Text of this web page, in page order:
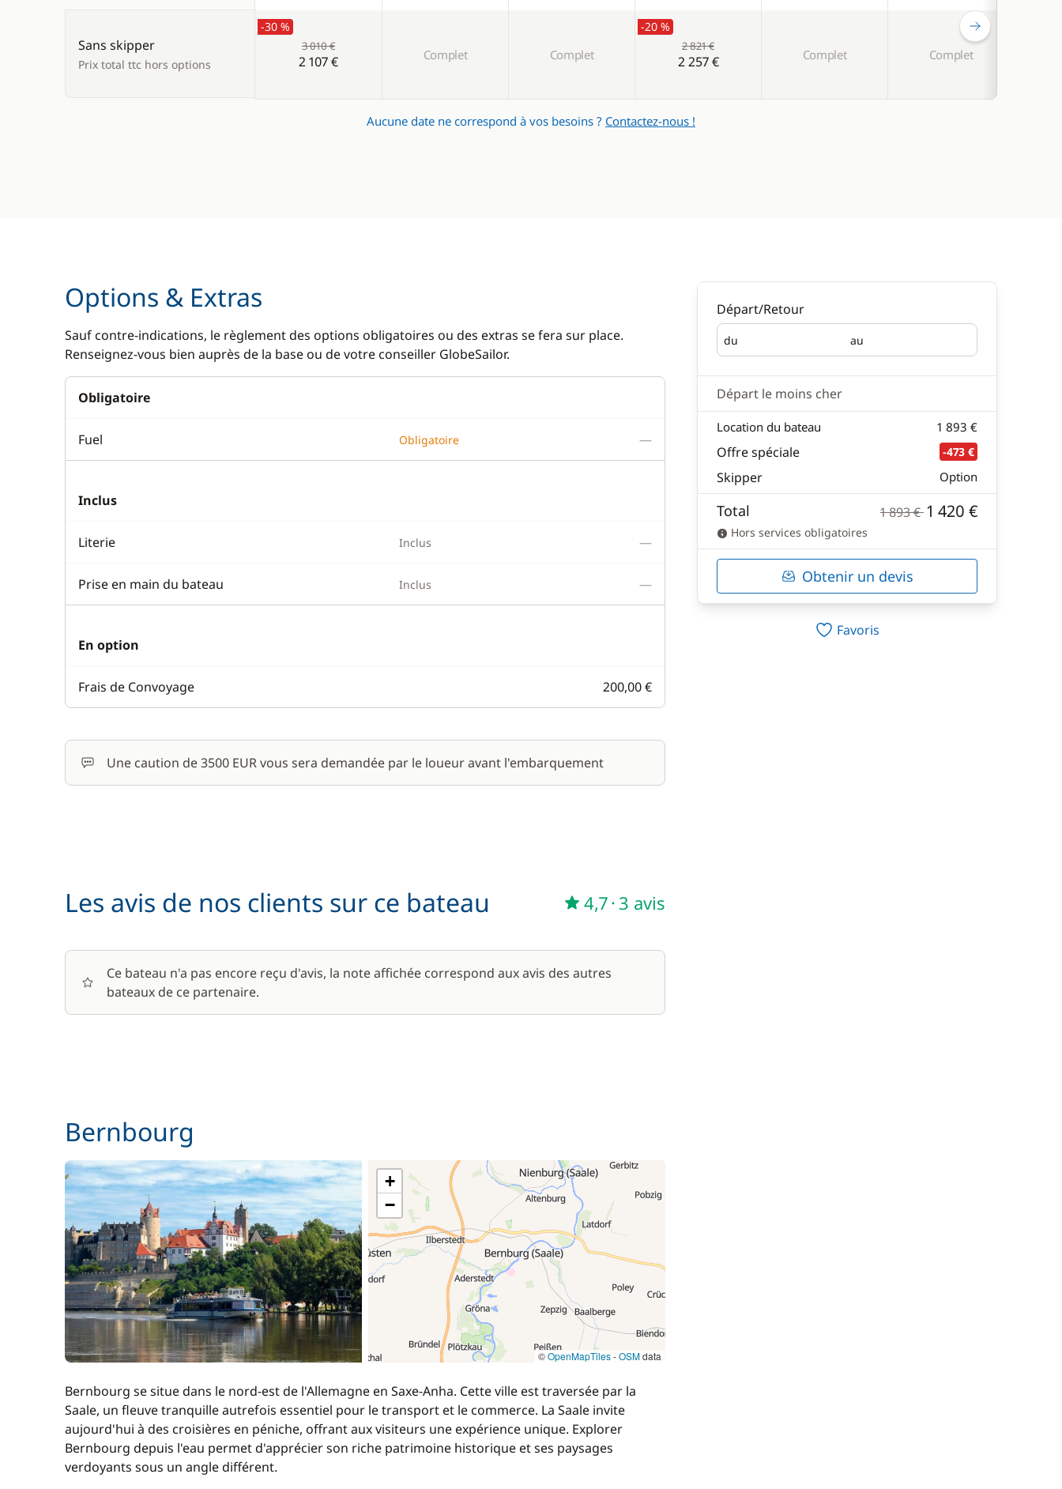
Sans skipper
Prix total ttc hors options
-30 %
3 010 €
2 107 € Complet Complet
-20 %
2 821 €
2 257 € Complet Complet
Aucune date ne correspond à vos besoins ? Contactez-nous !
Options & Extras
Sauf contre-indications, le règlement des options obligatoires ou des extras se fera sur place.
Renseignez-vous bien auprès de la base ou de votre conseiller GlobeSailor.
Obligatoire
Fuel Obligatoire —
Inclus
Literie Inclus —
Prise en main du bateau Inclus —
En option
Frais de Convoyage 200,00 €
Une caution de 3500 EUR vous sera demandée par le loueur avant l'embarquement
Les avis de nos clients sur ce bateau 4,7· 3 avis
Ce bateau n'a pas encore reçu d'avis, la note affichée correspond aux avis des autres
bateaux de ce partenaire.
Bernbourg
+
−
©OpenMapTiles-OSMdata
Bernbourg se situe dans le nord-est de l'Allemagne en Saxe-Anha. Cette ville est traversée par la
Saale, un fleuve tranquille autrefois essentiel pour le transport et le commerce. La Saale invite
aujourd'hui à des croisières en péniche, offrant aux visiteurs une expérience unique. Explorer
Bernbourg depuis l'eau permet d'apprécier son riche patrimoine historique et ses paysages
verdoyants sous un angle différent.
Départ/Retour
du
Départ au
Retour
Départ le moins cher
Location du bateau 1 893 €
Offre spéciale -473 €
Skipper Option
Total 1 893 €1 420 €
Hors services obligatoires
Obtenir un devis
Favoris